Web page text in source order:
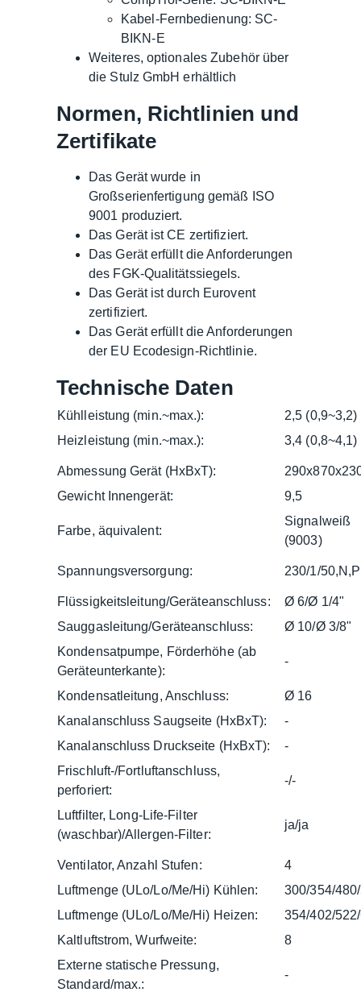
Kabel-Fernbedienung: SC-
BIKN-E
Weiteres, optionales Zubehör über
die Stulz GmbH erhältlich
Normen, Richtlinien und
Zertifikate
Das Gerät wurde in
Großserienfertigung gemäß ISO
9001 produziert.
Das Gerät ist CE zertifiziert.
Das Gerät erfüllt die Anforderungen
des FGK-Qualitätssiegels.
Das Gerät ist durch Eurovent
zertifiziert.
Das Gerät erfüllt die Anforderungen
der EU Ecodesign-Richtlinie.
Technische Daten
Kühlleistung (min.~max.):
2,5 (0,9~3,2)
Heizleistung (min.~max.):
3,4 (0,8~4,1)
Abmessung Gerät (HxBxT):
Gewicht Innengerät:
9,5
Farbe, äquivalent:
Signalweiß
(9003)
Spannungsversorgung: 230/1/
Flüssigkeitsleitung/Geräteanschluss:
Ø 6/Ø 1/4"
Sauggasleitung/Geräteanschluss:
Ø 10/Ø 3/8"
Kondensatpumpe, Förderhöhe (ab
Geräteunterkante):
-
Kondensatleitung, Anschluss:
Ø 16
Kanalanschluss Saugseite (HxBxT):
-
Kanalanschluss Druckseite (HxBxT):
-
Frischluft-/Fortluftanschluss,
perforiert:
-/-
Luftfilter, Long-Life-Filter
(waschbar)/Allergen-Filter:
ja/ja
Ventilator, Anzahl Stufen:
4
Luftmenge (ULo/Lo/Me/Hi) Kühlen:
300/354/
Luftmenge (ULo/Lo/Me/Hi) Heizen:
354/402/
Kaltluftstrom, Wurfweite:
8
Externe statische Pressung,
Standard/max.:
-